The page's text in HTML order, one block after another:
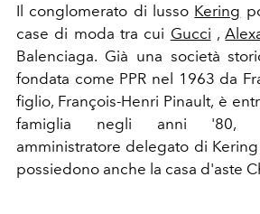
Il conglomerato di lusso Kering
case di moda tra cui Gucci ,
Balenciaga. Già una società
fondata come PPR nel 1963 da
figlio, François-Henri Pinault, è
famiglia negli anni '80,
amministratore delegato di
possiedono anche la casa d'aste